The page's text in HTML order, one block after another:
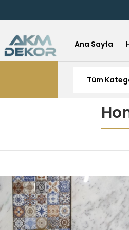
Ana Sayfa